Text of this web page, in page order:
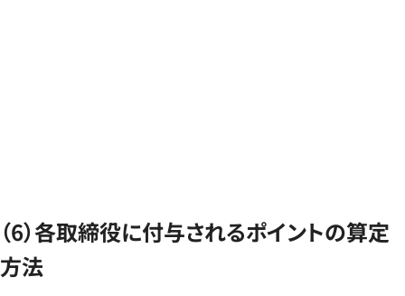
（6）各取締役に付与されるポイントの算定
方法